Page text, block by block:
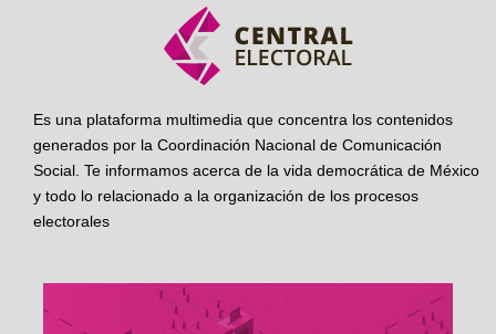
Es una plataforma multimedia que concentra los contenidos
generados por la Coordinación Nacional de Comunicación
Social. Te informamos acerca de la vida democrática de México
y todo lo relacionado a la organización de los procesos
electorales